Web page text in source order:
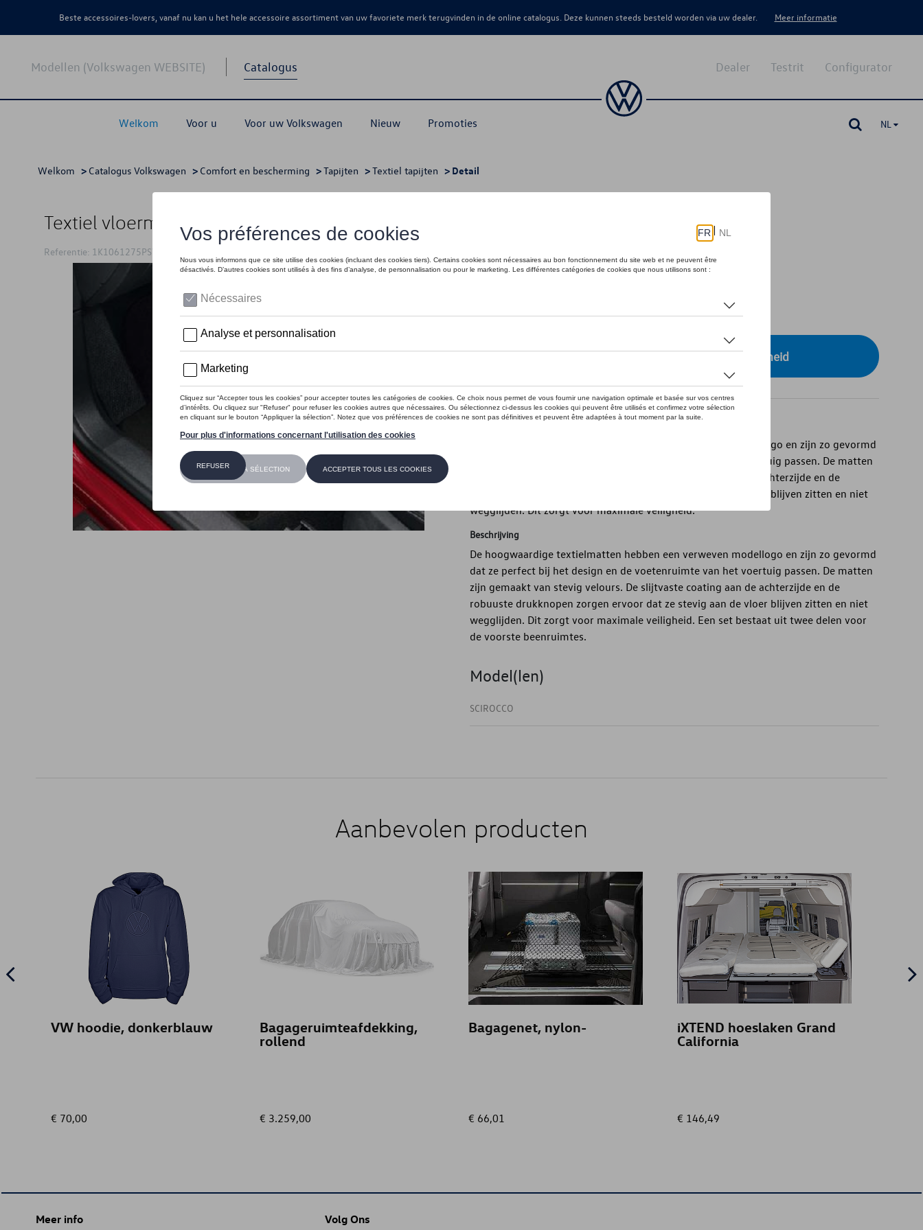
Beste accessoires-lovers, vanaf nu kan u het hele accessoire assortiment van uw favoriete merk terugvinden in de online catalogus. Deze kunnen steeds besteld worden via uw dealer. Meer informatie
Modellen (Volkswagen WEBSITE) Catalogus
Welkom Voor u Voor uw Volkswagen Nieuw Promoties
Configurator
Testrit
Dealer
NL
Welkom > Catalogus Volkswagen > Comfort en bescherming >Tapijten >Textiel tapijten > Detail
Textiel vloermatten, Front, Zwart, Premium met opschrift
Referentie: 1K1061275PSWGK
Dit product is momenteel niet op stock
Contacteer uw dealer voor beschikbaarheid
Introductie
De hoogwaardige textielmatten hebben een verweven modellogo en zijn zo gevormd
dat ze perfect bij het design en de voetenruimte van het voertuig passen. De matten
zijn gemaakt van stevig velours. De slijtvaste coating aan de achterzijde en de
robuuste drukknopen zorgen ervoor dat ze stevig aan de vloer blijven zitten en niet
wegglijden. Dit zorgt voor maximale veiligheid.
Beschrijving
De hoogwaardige textielmatten hebben een verweven modellogo en zijn zo gevormd
dat ze perfect bij het design en de voetenruimte van het voertuig passen. De matten
zijn gemaakt van stevig velours. De slijtvaste coating aan de achterzijde en de
robuuste drukknopen zorgen ervoor dat ze stevig aan de vloer blijven zitten en niet
wegglijden. Dit zorgt voor maximale veiligheid. Een set bestaat uit twee delen voor
de voorste beenruimtes.
Model(len)
SCIROCCO
Aanbevolen producten
VW hoodie, donkerblauw
€ 70,00
Bagageruimteafdekking,
rollend
€ 3.259,00
Bagagenet, nylon-
€ 66,01
iXTEND hoeslaken Grand
California
€ 146,49
Meer info Volg Ons